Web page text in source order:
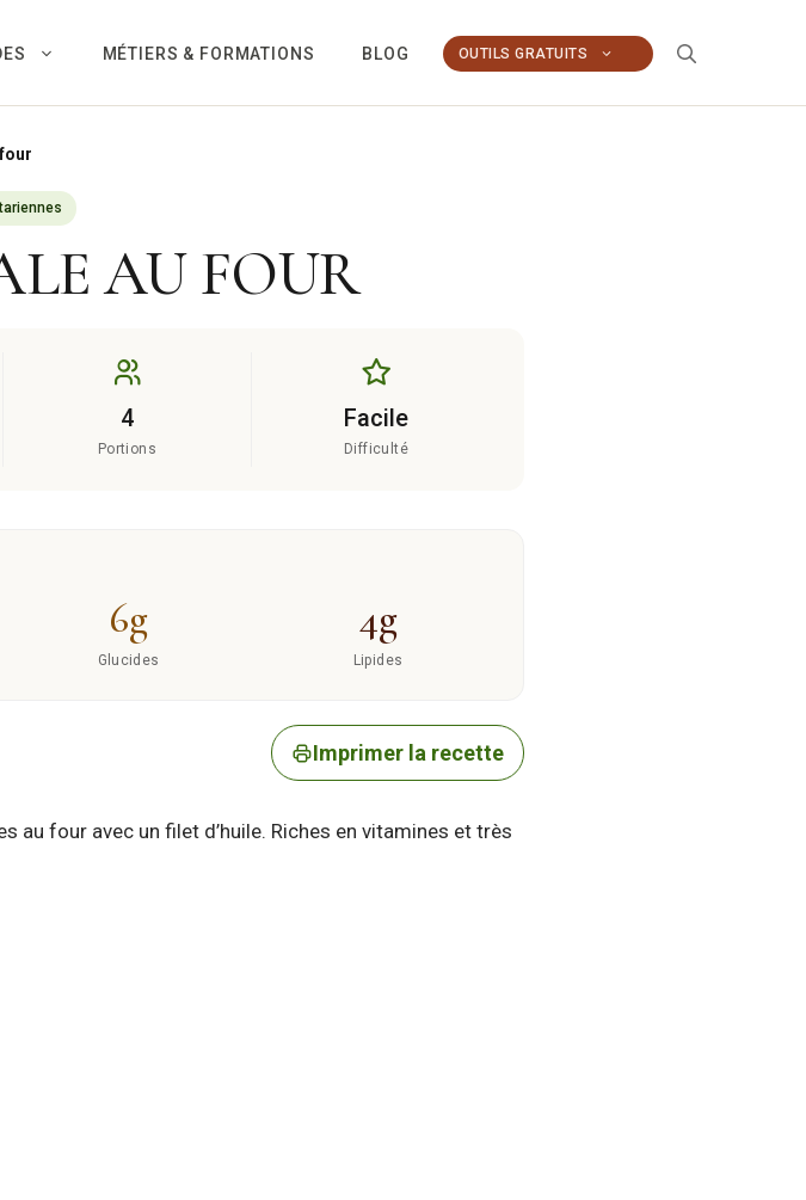
MÉTIERS & FORMATIONS BLOG OUTILS GRATUITS
AU FOUR
4
Portions
Facile
Difficulté
6g
Glucides
4g
Lipides
Imprimer la recette
au four avec un filet d’huile. Riches en vitamines et très